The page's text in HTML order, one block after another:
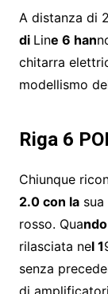
A distanza di
di Line 6 han
chitarra
modellismo
Riga 6
Chiunque
2.0 con lasua
rosso. Qua
rilasciata nel 1
senza